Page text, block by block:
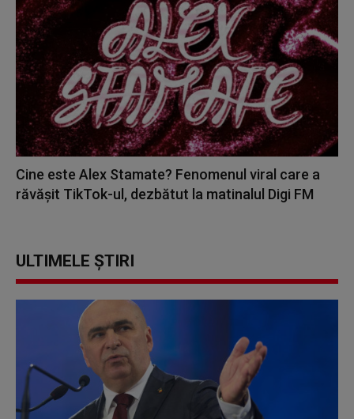
Cine este Alex Stamate? Fenomenul viral care a
răvășit TikTok-ul, dezbătut la matinalul Digi FM
ULTIMELE ȘTIRI